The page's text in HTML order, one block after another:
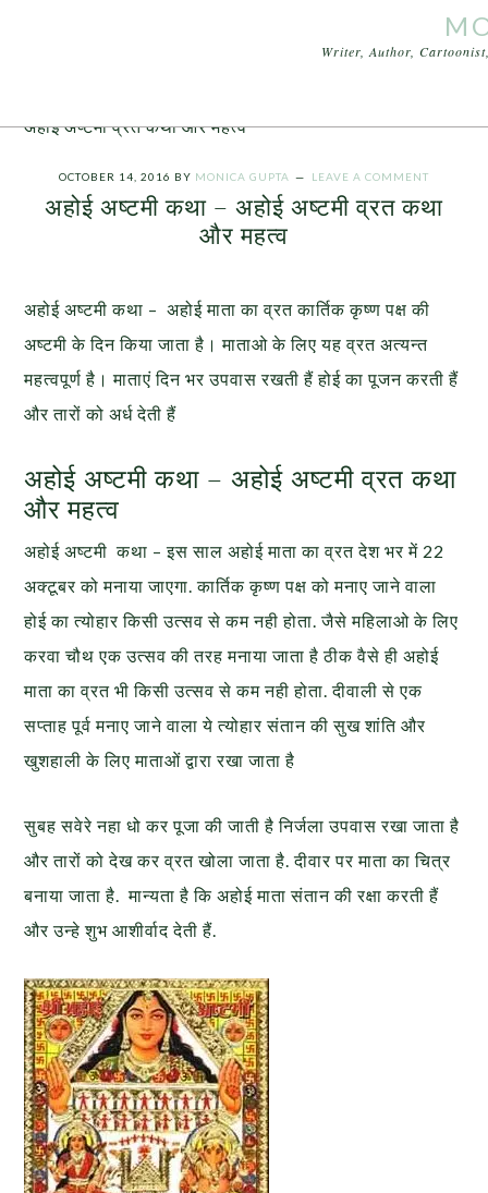
Writer, Author,
अहोई अष्टमी व्रत कथा और महत्व
OCTOBER 14, 2016 BY MONICA GUPTA LEAVE A COMMENT
अहोई अष्टमी कथा – अहोई अष्टमी व्रत कथा
और महत्व
अहोई अष्टमी कथा – अहोई माता का व्रत कार्तिक कृष्ण पक्ष की
अष्टमी के दिन किया जाता है। माताओ के लिए यह व्रत अत्यन्त
महत्वपूर्ण है। माताएं दिन भर उपवास रखती हैं होई का पूजन करती हैं
और तारों को अर्ध देती हैं
अहोई अष्टमी कथा – अहोई अष्टमी व्रत कथा
और महत्व
अहोई अष्टमी कथा – इस साल अहोई माता का व्रत देश भर में 22
अक्टूबर को मनाया जाएगा. कार्तिक कृष्ण पक्ष को मनाए जाने वाला
होई का त्योहार किसी उत्सव से कम नही होता. जैसे महिलाओ के लिए
करवा चौथ एक उत्सव की तरह मनाया जाता है ठीक वैसे ही अहोई
माता का व्रत भी किसी उत्सव से कम नही होता. दीवाली से एक
सप्ताह पूर्व मनाए जाने वाला ये त्योहार संतान की सुख शांति और
खुशहाली के लिए माताओं द्वारा रखा जाता है
सुबह सवेरे नहा धो कर पूजा की जाती है निर्जला उपवास रखा जाता है
और तारों को देख कर व्रत खोला जाता है. दीवार पर माता का चित्र
बनाया जाता है. मान्यता है कि अहोई माता संतान की रक्षा करती हैं
और उन्हे शुभ आशीर्वाद देती हैं.